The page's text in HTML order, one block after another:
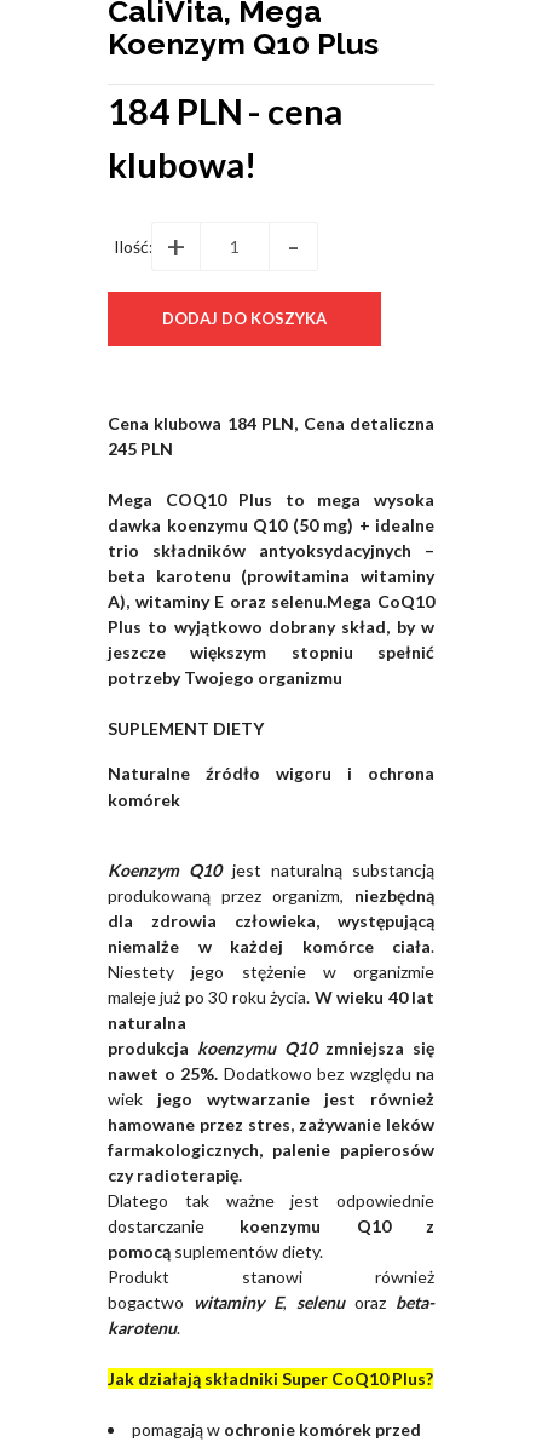
CaliVita, Mega
Koenzym Q10 Plus
184 PLN - cena
klubowa!
Ilość: + -
Cena klubowa 184 PLN, Cena detaliczna
245 PLN
Mega COQ10 Plus to mega wysoka
dawka koenzymu Q10 (50 mg) + idealne
trio składników antyoksydacyjnych –
beta karotenu (prowitamina witaminy
A), witaminy E oraz selenu.Mega CoQ10
Plus to wyjątkowo dobrany skład, by w
jeszcze większym stopniu spełnić
potrzeby Twojego organizmu
SUPLEMENT DIETY
Naturalne źródło wigoru i ochrona
komórek
Koenzym Q10 jest naturalną substancją
produkowaną przez organizm, niezbędną
dla zdrowia człowieka, występującą
niemalże w każdej komórce ciała.
Niestety jego stężenie w organizmie
maleje już po 30 roku życia. W wieku 40 lat
naturalna
produkcja koenzymu Q10 zmniejsza się
nawet o 25%. Dodatkowo bez względu na
wiek jego wytwarzanie jest również
hamowane przez stres, zażywanie leków
farmakologicznych, palenie papierosów
czy radioterapię.
Dlatego tak ważne jest odpowiednie
dostarczanie koenzymu Q10 z
pomocą suplementów diety.
Produkt stanowi również
bogactwo witaminy E, selenuoraz beta-
karotenu.
Jak działają składniki Super CoQ10 Plus?
pomagają w ochronie komórek przed